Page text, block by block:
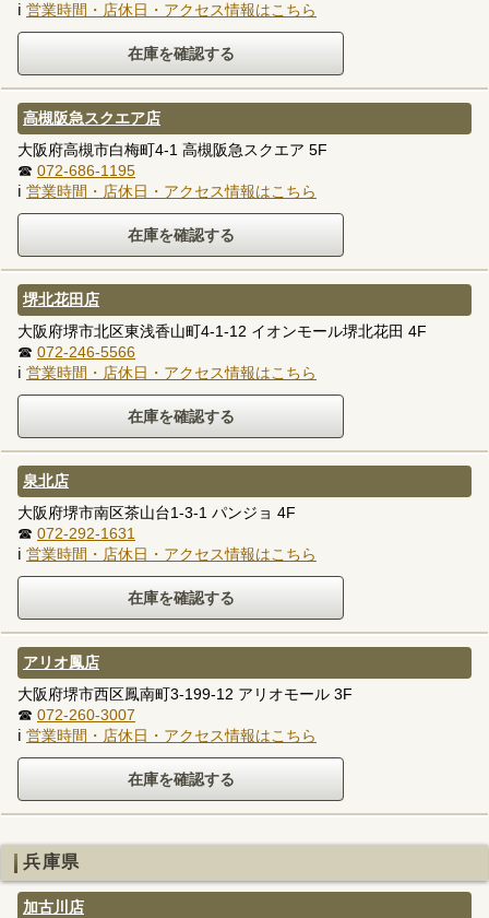
ℹ 営業時間・店休日・アクセス情報はこちら
高槻阪急スクエア店
大阪府高槻市白梅町4-1 高槻阪急スクエア 5F
☎ 072-686-1195
ℹ 営業時間・店休日・アクセス情報はこちら
堺北花田店
大阪府堺市北区東浅香山町4-1-12 イオンモール堺北花田 4F
☎ 072-246-5566
ℹ 営業時間・店休日・アクセス情報はこちら
泉北店
大阪府堺市南区茶山台1-3-1 パンジョ 4F
☎ 072-292-1631
ℹ 営業時間・店休日・アクセス情報はこちら
アリオ鳳店
大阪府堺市西区鳳南町3-199-12 アリオモール 3F
☎ 072-260-3007
ℹ 営業時間・店休日・アクセス情報はこちら
兵庫県
加古川店